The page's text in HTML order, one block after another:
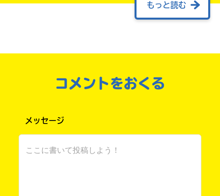
このマチのことを
もっと読む
14年目も明るく元気で楽しい投稿を目指します
／ 中学2年
2024.07.19
コメントをおくる
メッセージ